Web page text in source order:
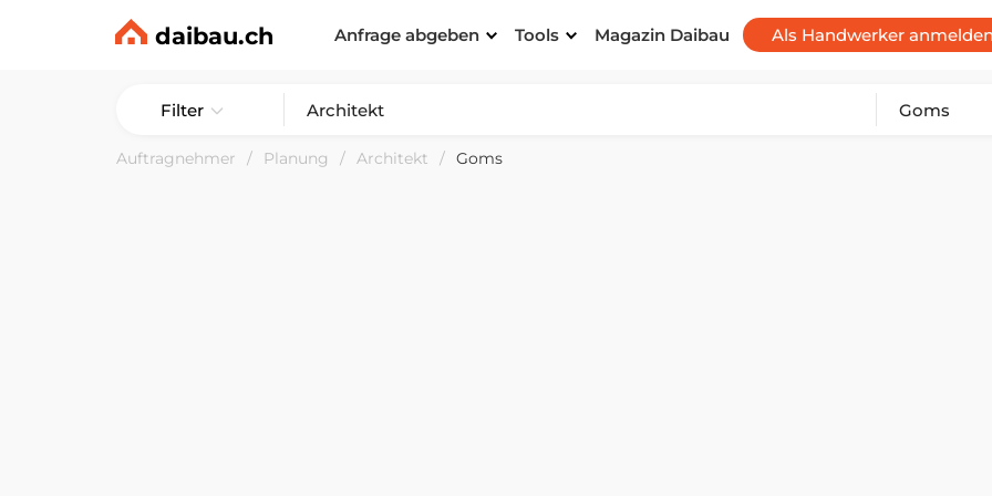
daibau.ch Anfrage abgeben Tools Magazin Daibau Als Handwerker
Filter
Auftragnehmer Planung Architekt Goms